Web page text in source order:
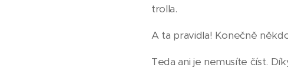
trolla.
A ta pravidla! Konečně
Teda ani je nemusíte číst.